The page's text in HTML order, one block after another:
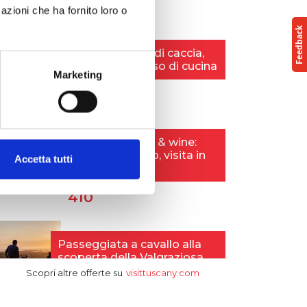
che ha fornito loro o
Marketing
Accetta tutti